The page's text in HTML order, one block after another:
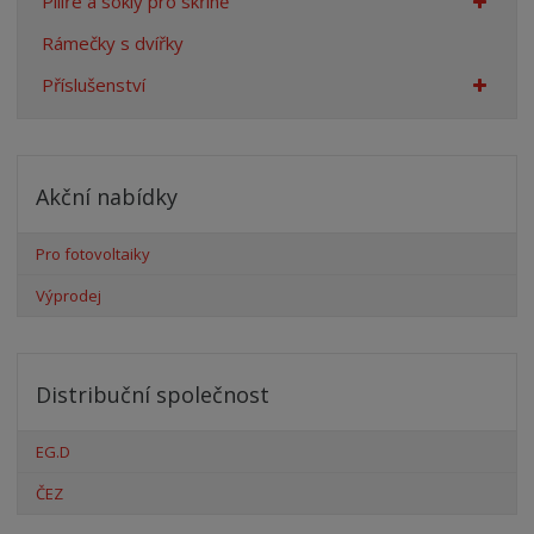
Rámečky s dvířky
Příslušenství
Akční nabídky
Pro fotovoltaiky
Výprodej
Distribuční společnost
EG.D
ČEZ